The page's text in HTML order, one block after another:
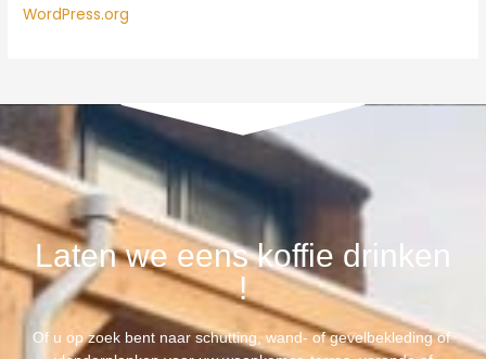
WordPress.org
Laten we eens koffie drinken
!
Of u op zoek bent naar schutting, wand- of gevelbekleding of